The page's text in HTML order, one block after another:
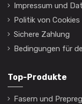
Impressum und
Politik von Cookies
Sichere Zahlung
Bedingungen für
Top-Produkte
Fasern und